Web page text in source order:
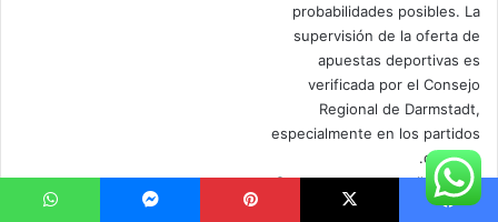
probabilidades posibles. La
supervisión de la oferta de
apuestas deportivas es
verificada por el Consejo
Regional de Darmstadt,
especialmente en los partidos
de tenis.
On pourra regretter l’absence
de Paypal parmi les moyens de